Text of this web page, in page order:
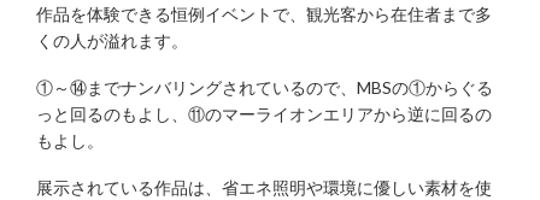
作品を体験できる恒例イベントで、観光客から在住者まで多
くの人が溢れます。
①～⑭までナンバリングされているので、MBSの①からぐる
っと回るのもよし、⑪のマーライオンエリアから逆に回るの
もよし。
展示されている作品は、省エネ照明や環境に優しい素材を使